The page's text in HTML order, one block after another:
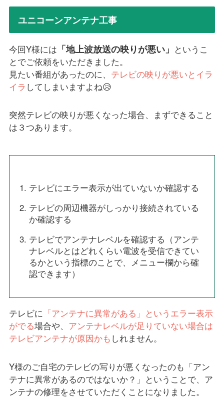
ユニコーンアンテナ工事
今回Y様には 「地上波放送の映りが悪い」 というこ
とでご依頼をいただきました。
見たい番組があったのに、 テレビの映りが悪いとイラ
イラ してしまいますよね😥
突然テレビの映りが悪くなった場合、まずできること
は３つあります。
テレビにエラー表示が出ていないか確認する
テレビの周辺機器がしっかり接続されている
か確認する
テレビでアンテナレベルを確認する（アンテ
ナレベルとはどれくらい電波を受信できてい
るかという指標のことで、メニュー欄から確
認できます）
テレビに 「アンテナに異常がある」というエラー表示
がでる場合や、 アンテナレベルが足りていない場合は
テレビアンテナが原因かも しれません。
Y様のご自宅のテレビの写りが悪くなったのも「アン
テナに異常があるのではないか？」ということで、ア
ンテナの修理をさせていただくことになりました。